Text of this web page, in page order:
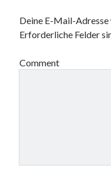
Deine E-Mail-
Erforderliche Felder
Comment